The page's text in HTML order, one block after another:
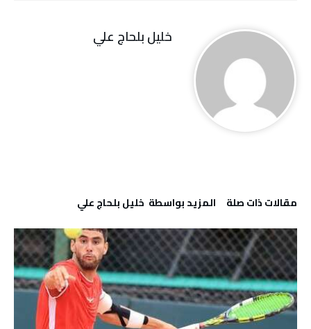
خليل‭ ‬بلحاج‭ ‬علي
‫مقالات ذات صلة‬ ‫‫المزيد بواسطة‬ ‬ خليل‭ ‬بلحاج‭ ‬علي